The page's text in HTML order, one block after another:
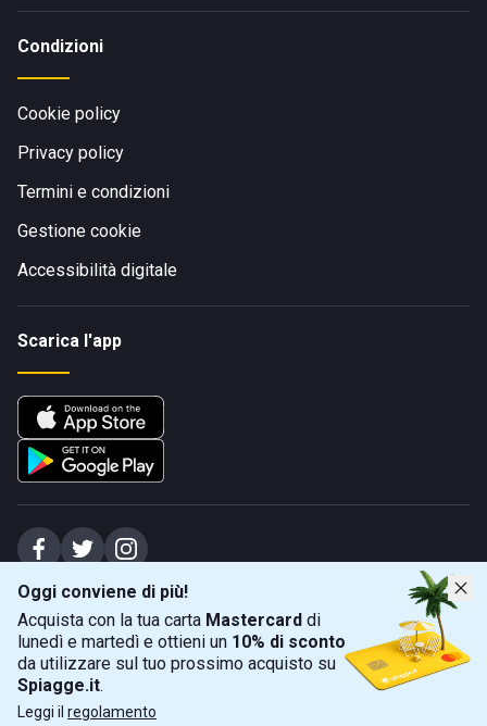
Oggi conviene di più!
Acquista con la tua carta Mastercard di
lunedì e martedì e ottieni un 10% di sconto
da utilizzare sul tuo prossimo acquisto su
Spiagge.it.
Leggi il regolamento
Condizioni
Cookie policy
Privacy policy
Termini e condizioni
Gestione cookie
Accessibilità digitale
Scarica l'app
Spiagge Srl - Sede legale: Via Marecchiese 48, 47923 Rimini (RN), IT -
capitale sociale Euro 31245,57 - Iscritta al registro delle imprese di Rimini
Sede operativa: Via Flaminia 180, 47924 Rimini (RN), IT
+39 0541 772375
info@spiagge.it - p.i./c.f. 04536640404
© 2026 Spiagge Srl. Tutti i diritti riservati.